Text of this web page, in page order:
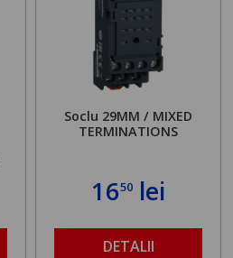
Soclu 29MM / MIXED
TERMINATIONS
1650 lei
DETALII